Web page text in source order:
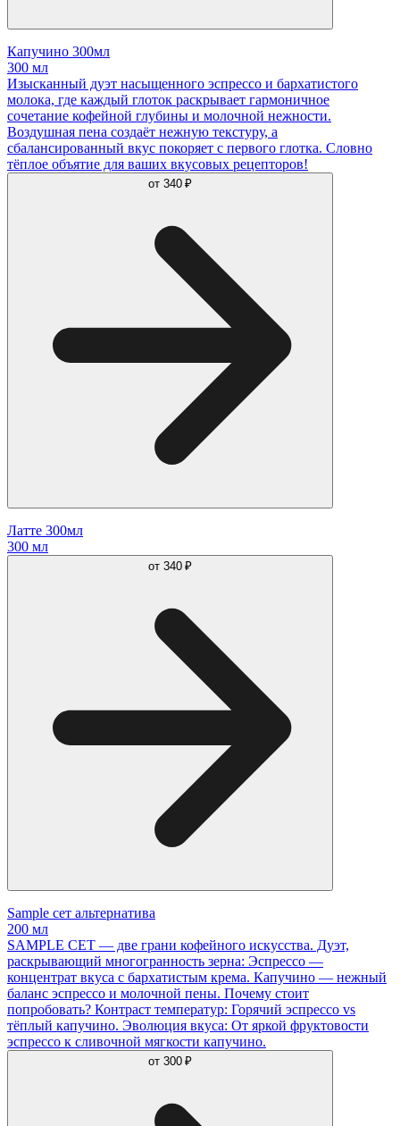
Капучино 300мл
300 мл
Изысканный дуэт насыщенного эспрессо и бархатистого
молока, где каждый глоток раскрывает гармоничное
сочетание кофейной глубины и молочной нежности.
Воздушная пена создаёт нежную текстуру, а
сбалансированный вкус покоряет с первого глотка. Словно
тёплое объятие для ваших вкусовых рецепторов!
от 340 ₽
Латте 300мл
300 мл
от 340 ₽
Sample сет альтернатива
200 мл
SAMPLE СЕТ — две грани кофейного искусства. Дуэт,
раскрывающий многогранность зерна: Эспрессо —
концентрат вкуса с бархатистым крема. Капучино — нежный
баланс эспрессо и молочной пены. Почему стоит
попробовать? Контраст температур: Горячий эспрессо vs
тёплый капучино. Эволюция вкуса: От яркой фруктовости
эспрессо к сливочной мягкости капучино.
от 300 ₽